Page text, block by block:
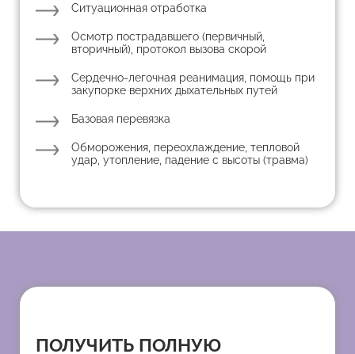
Ситуационная отработка
Осмотр пострадавшего (первичный,
вторичный), протокол вызова скорой
Сердечно-легочная реанимация, помощь при
закупорке верхних дыхательных путей
Базовая перевязка
Обморожения, переохлаждение, тепловой
удар, утопление, падение с высоты (травма)
ПОЛУЧИТЬ ПОЛНУЮ